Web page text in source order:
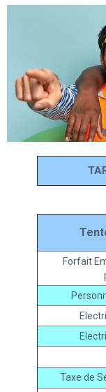
Forfait
Taxe de